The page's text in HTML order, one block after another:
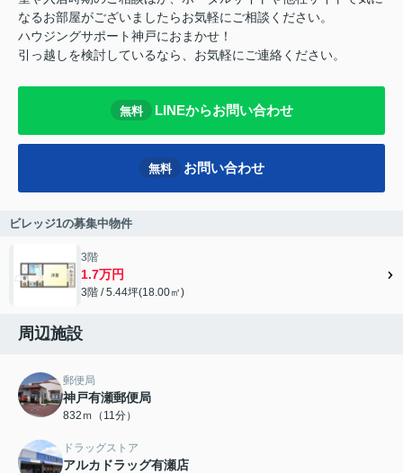
なるお部屋がございましたらお気軽にご相談ください。
ハウジングサポート神戸におまかせ！
引っ越しを検討しているなら、お気軽にご連絡ください。
無料 LINEからお問い合わせ
無料 お問い合わせ
ビレッジ1の募集中物件
3階
1.7万円
3階 / 5.44坪(18.00㎡)
周辺施設
郵便局
神戸有瀬郵便局
832ｍ（11分）
ドラッグストア
アルカドラッグ有瀬店